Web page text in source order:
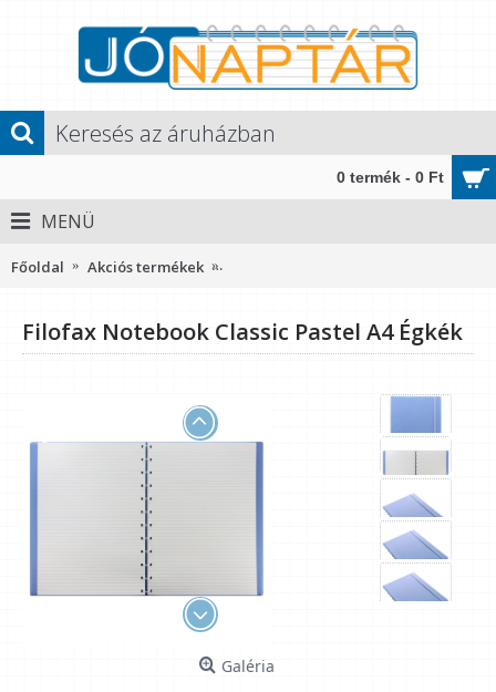
0 termék - 0 Ft
MENÜ
Főoldal Akciós termékek
Filofax Notebook Classic Pastel A4 Égkék
Galéria